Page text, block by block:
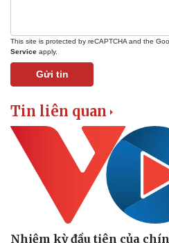
Thể thao
Lịch thi đấu bóng đá
Thế giới thể thao
This site is protected by reCAPTCHA and the
Service apply.
Gửi tin
Tin liên quan
Nhiệm kỳ đầu tiên của